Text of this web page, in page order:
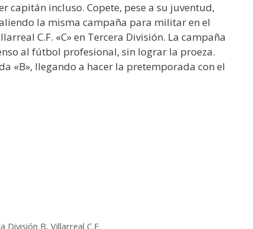
capitán incluso. Copete, pese a su juventud,
la misma campaña para militar en el
C.F. «C» en Tercera División. La campaña
al fútbol profesional, sin lograr la proeza.
«B», llegando a hacer la pretemporada con el
División B, Villarreal C.F.